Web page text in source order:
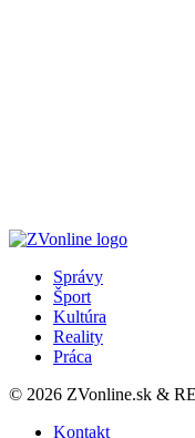
Správy
Šport
Kultúra
Reality
Práca
© 2026 ZVonline.sk &
Kontakt